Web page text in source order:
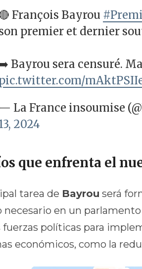
François Bayrou
premier et dernier
Bayrou sera censuré.
— La France insoumise
2024
que enfrenta el
tarea de Bayrou será
necesario en un
fuerzas políticas para
económicos, como la